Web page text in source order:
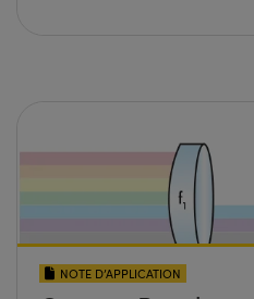
NOTE D’APPLICATION